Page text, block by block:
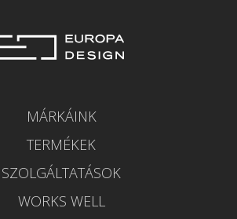
MÁRKÁINK
TERMÉKEK
SZOLGÁLTATÁSOK
WORKS WELL